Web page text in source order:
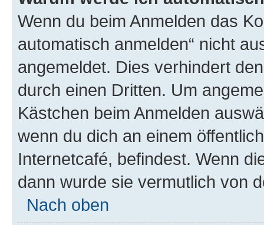
Wenn du beim Anmelden das
automatisch anmelden“ nicht
angemeldet. Dies verhindert
durch einen Dritten. Um
Kästchen beim Anmelden
wenn du dich an einem
Internetcafé, befindest. Wenn
dann wurde sie vermutlich von
Nach oben